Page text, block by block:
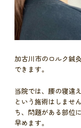
加古川市のロルク鍼
できます。
当院では、腰の寝違
という施術はしませ
ち、問題がある部位
早めます。